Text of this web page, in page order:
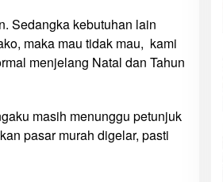
Sedangka kebutuhan lain
maka mau tidak mau, kami
menjelang Natal dan Tahun
masih menunggu petunjuk
pasar murah digelar, pasti